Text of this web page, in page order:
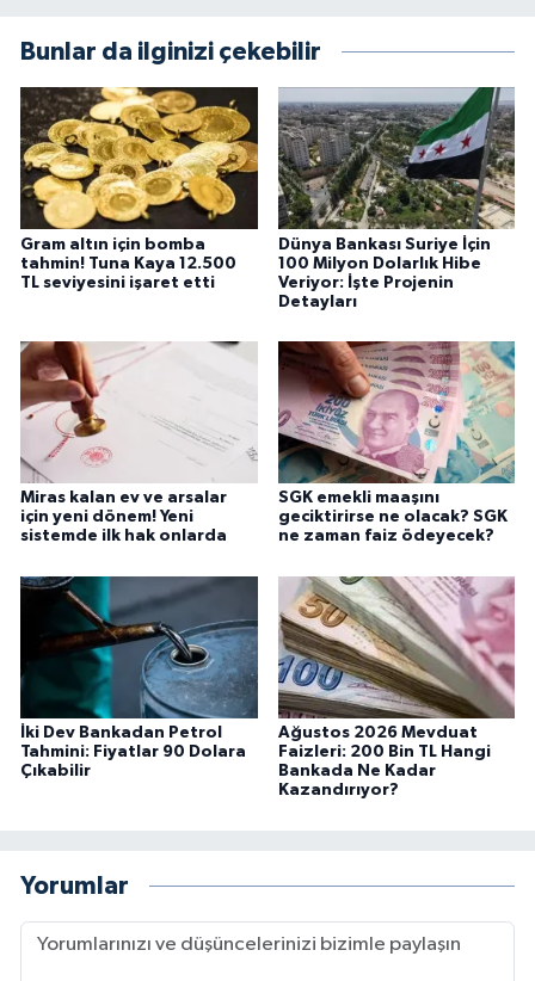
Bunlar da ilginizi çekebilir
Gram altın için bomba
tahmin! Tuna Kaya 12.500
TL seviyesini işaret etti
Dünya Bankası Suriye İçin
100 Milyon Dolarlık Hibe
Veriyor: İşte Projenin
Detayları
Miras kalan ev ve arsalar
için yeni dönem! Yeni
sistemde ilk hak onlarda
SGK emekli maaşını
geciktirirse ne olacak? SGK
ne zaman faiz ödeyecek?
İki Dev Bankadan Petrol
Tahmini: Fiyatlar 90 Dolara
Çıkabilir
Ağustos 2026 Mevduat
Faizleri: 200 Bin TL Hangi
Bankada Ne Kadar
Kazandırıyor?
Yorumlar